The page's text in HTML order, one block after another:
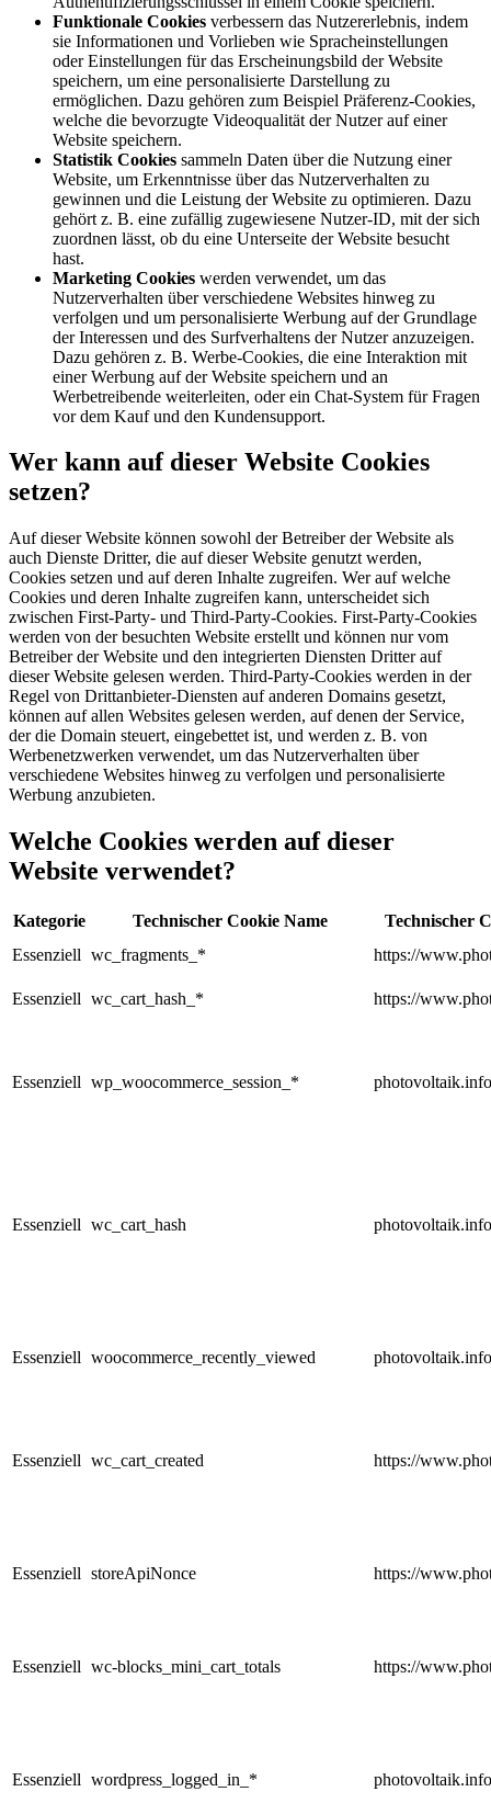
Funktionale Cookies verbessern das Nutzererlebnis, indem
sie Informationen und Vorlieben wie Spracheinstellungen
oder Einstellungen für das Erscheinungsbild der Website
speichern, um eine personalisierte Darstellung zu
ermöglichen. Dazu gehören zum Beispiel Präferenz-Cookies,
welche die bevorzugte Videoqualität der Nutzer auf einer
Website speichern.
Statistik Cookies sammeln Daten über die Nutzung einer
Website, um Erkenntnisse über das Nutzerverhalten zu
gewinnen und die Leistung der Website zu optimieren. Dazu
gehört z. B. eine zufällig zugewiesene Nutzer-ID, mit der sich
zuordnen lässt, ob du eine Unterseite der Website besucht
hast.
Marketing Cookies werden verwendet, um das
Nutzerverhalten über verschiedene Websites hinweg zu
verfolgen und um personalisierte Werbung auf der Grundlage
der Interessen und des Surfverhaltens der Nutzer anzuzeigen.
Dazu gehören z. B. Werbe-Cookies, die eine Interaktion mit
einer Werbung auf der Website speichern und an
Werbetreibende weiterleiten, oder ein Chat-System für Fragen
vor dem Kauf und den Kundensupport.
Wer kann auf dieser Website Cookies
setzen?
Auf dieser Website können sowohl der Betreiber der Website als
auch Dienste Dritter, die auf dieser Website genutzt werden,
Cookies setzen und auf deren Inhalte zugreifen. Wer auf welche
Cookies und deren Inhalte zugreifen kann, unterscheidet sich
zwischen First-Party- und Third-Party-Cookies. First-Party-Cookies
werden von der besuchten Website erstellt und können nur vom
Betreiber der Website und den integrierten Diensten Dritter auf
dieser Website gelesen werden. Third-Party-Cookies werden in der
Regel von Drittanbieter-Diensten auf anderen Domains gesetzt,
können auf allen Websites gelesen werden, auf denen der Service,
der die Domain steuert, eingebettet ist, und werden z. B. von
Werbenetzwerken verwendet, um das Nutzerverhalten über
verschiedene Websites hinweg zu verfolgen und personalisierte
Werbung anzubieten.
Welche Cookies werden auf dieser
Website verwendet?
Kategorie Technischer Cookie Name
Technischer
Essenziell wc_fragments_* https://
Essenziell wc_cart_hash_* https://
Essenziell wp_woocommerce_session_* photovoltaik.info
Essenziell wc_cart_hash photovoltaik.info
Essenziell woocommerce_recently_viewed photovoltaik.info
Essenziell wc_cart_created https://
Essenziell storeApiNonce https://
Essenziell wc-blocks_mini_cart_totals https://
Essenziell wordpress_logged_in_* photovoltaik.info